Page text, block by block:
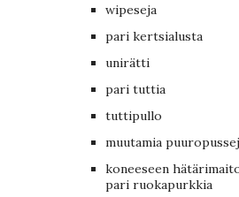
wipeseja
pari kertsialusta
unirätti
pari tuttia
tuttipullo
muutamia
koneeseen
pari ruokapurkkia